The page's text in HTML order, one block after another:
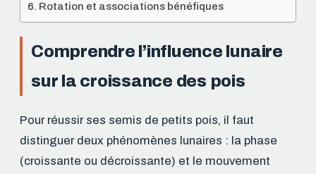
Rotation et associations bénéfiques
Comprendre l’influence lunaire
sur la croissance des pois
Pour réussir ses semis de petits pois, il faut
distinguer deux phénomènes lunaires : la phase
(croissante ou décroissante) et le mouvement